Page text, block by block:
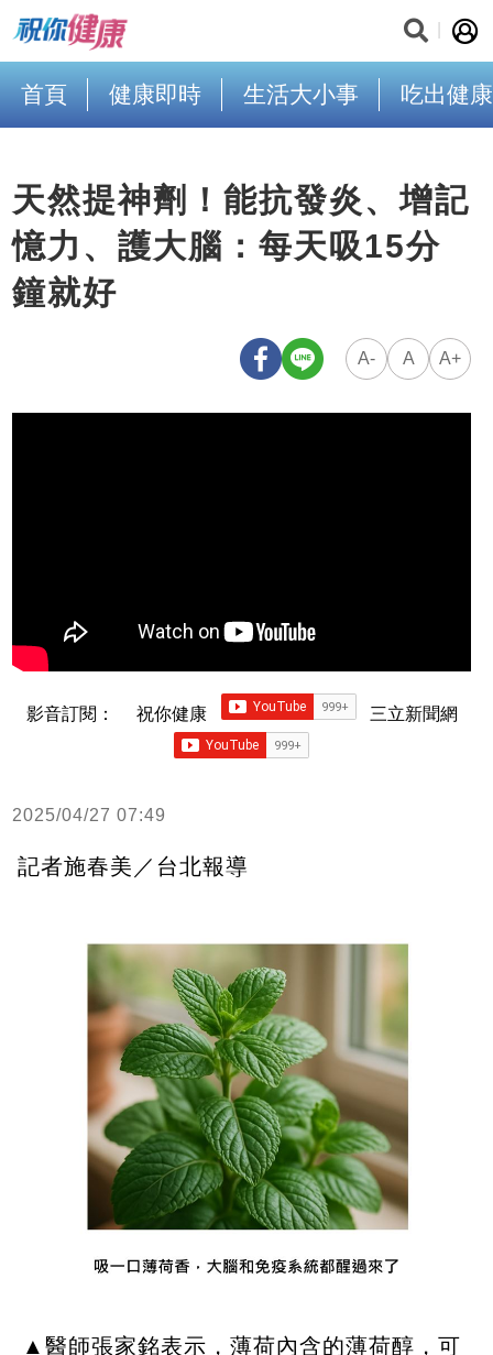
首頁 健康即時 生活大小事 吃出健康
天然提神劑！能抗發炎、增記
憶力、護大腦：每天吸15分
鐘就好
A- A A+
影音訂閱： 祝你健康 三立新聞網
2025/04/27 07:49
記者施春美／台北報導
▲醫師張家銘表示，薄荷內含的薄荷醇，可